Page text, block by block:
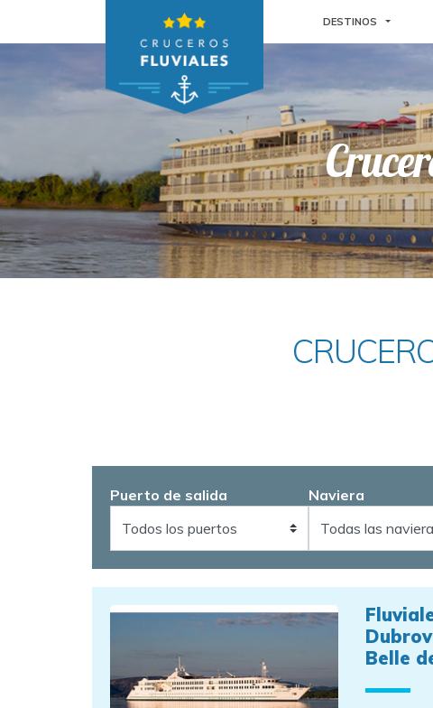
DESTINOS TOGGLE
Puerto de salida Naviera
Belle